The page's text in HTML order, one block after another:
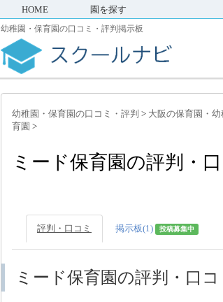
HOME 園を探す
幼稚園・保育園の口コミ・評判掲示板
幼稚園・保育園の口コミ・評判 > 大阪の保育園・幼
育園 >
ミード保育園の評判・口
評判・口コミ 掲示板(1) 投稿募集中
ミード保育園の評判・口コ